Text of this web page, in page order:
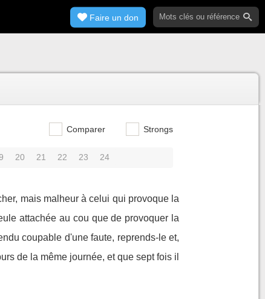
Faire un don
Comparer Strongs
20 21 22 23 24
mais malheur à celui qui provoque la
attachée au cou que de provoquer la
coupable d'une faute, reprends-le et,
de la même journée, et que sept fois il